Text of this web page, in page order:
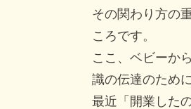
その関わり方の
ころです。
ここ、ベビーか
識の伝達のため
最近「開業した